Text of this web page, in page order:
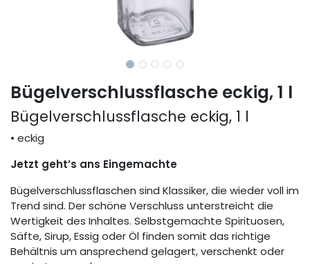
Bügelverschlussflasche eckig, 1 l
Bügelverschlussflasche eckig, 1 l
• eckig
Jetzt geht’s ans Eingemachte
Bügelverschlussflaschen sind Klassiker, die wieder voll im
Trend sind. Der schöne Verschluss unterstreicht die
Wertigkeit des Inhaltes. Selbstgemachte Spirituosen,
Säfte, Sirup, Essig oder Öl finden somit das richtige
Behältnis um ansprechend gelagert, verschenkt oder